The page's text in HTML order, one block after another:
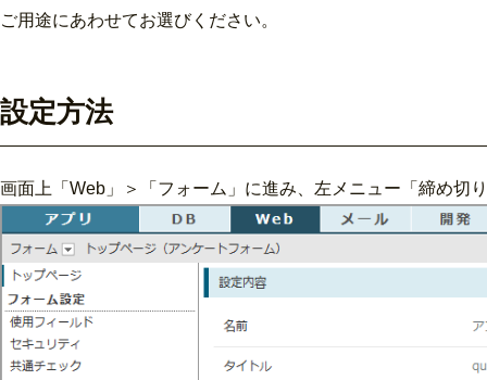
ご用途にあわせてお選びください。
設定方法
画面上「Web」＞「フォーム」に進み、左メニュー「締め切